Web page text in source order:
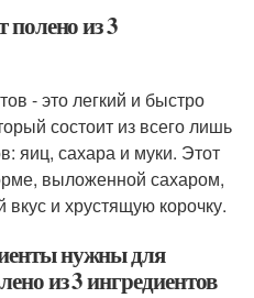
полено из 3
- это легкий и быстро
состоит из всего лишь
яиц, сахара и муки. Этот
выложенной сахаром,
и хрустящую корочку.
нужны для
из 3 ингредиентов